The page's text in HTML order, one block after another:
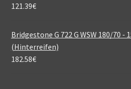
121.39€
Bridgestone G 722 G WSW 180/70 -
(Hinterreifen)
182.58€